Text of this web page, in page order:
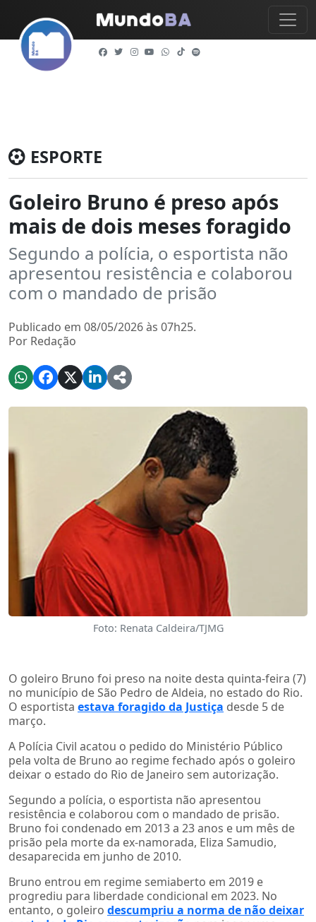
ESPORTE
Goleiro Bruno é preso após
mais de dois meses foragido
Segundo a polícia, o esportista não
apresentou resistência e colaborou
com o mandado de prisão
Publicado em 08/05/2026 às 07h25.
Por Redação
Foto: Renata Caldeira/TJMG
O goleiro Bruno foi preso na noite desta quinta-feira (7)
no município de São Pedro de Aldeia, no estado do Rio.
O esportista estava foragido da Justiça desde 5 de
março.
A Polícia Civil acatou o pedido do Ministério Público
pela volta de Bruno ao regime fechado após o goleiro
deixar o estado do Rio de Janeiro sem autorização.
Segundo a polícia, o esportista não apresentou
resistência e colaborou com o mandado de prisão.
Bruno foi condenado em 2013 a 23 anos e um mês de
prisão pela morte da ex-namorada, Eliza Samudio,
desaparecida em junho de 2010.
Bruno entrou em regime semiaberto em 2019 e
progrediu para liberdade condicional em 2023. No
entanto, o goleiro descumpriu a norma de não deixar